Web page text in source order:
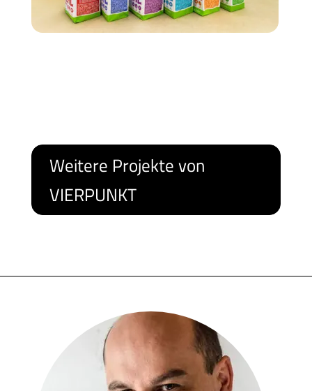
Weitere Projekte von
VIERPUNKT